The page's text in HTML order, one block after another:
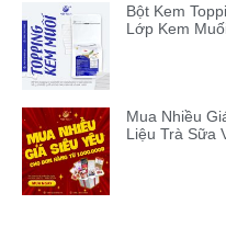
Bột Kem
Lớp Kem
Mua Nhiều
Liệu Trà Sữa